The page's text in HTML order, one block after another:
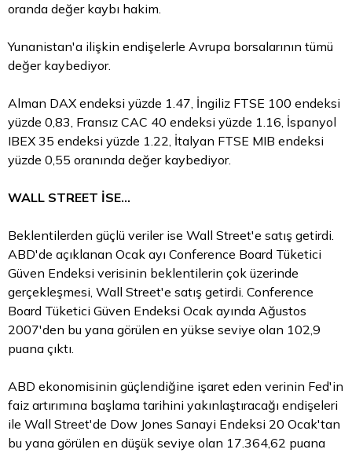
oranda değer kaybı hakim.
Yunanistan'a ilişkin endişelerle Avrupa borsalarının tümü
değer kaybediyor.
Alman DAX endeksi yüzde 1.47, İngiliz FTSE 100 endeksi
yüzde 0,83, Fransız CAC 40 endeksi yüzde 1.16, İspanyol
IBEX 35 endeksi yüzde 1.22, İtalyan FTSE MIB endeksi
yüzde 0,55 oranında değer kaybediyor.
WALL STREET İSE...
Beklentilerden güçlü veriler ise Wall Street'e satış getirdi.
ABD'de açıklanan Ocak ayı Conference Board Tüketici
Güven Endeksi verisinin beklentilerin çok üzerinde
gerçekleşmesi, Wall Street'e satış getirdi. Conference
Board Tüketici Güven Endeksi Ocak ayında Ağustos
2007'den bu yana görülen en yükse seviye olan 102,9
puana çıktı.
ABD ekonomisinin güçlendiğine işaret eden verinin Fed'in
faiz artırımına başlama tarihini yakınlaştıracağı endişeleri
ile Wall Street'de Dow Jones Sanayi Endeksi 20 Ocak'tan
bu yana görülen en düşük seviye olan 17.364,62 puana